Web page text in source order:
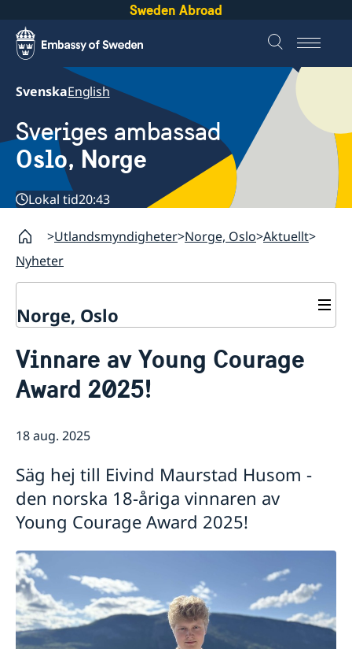
Sweden Abroad
SvenskaEnglish
Sveriges ambassad
Oslo, Norge
Lokal tid20:43
Utlandsmyndigheter Norge, Oslo Aktuellt
Nyheter
Norge, Oslo
Övriga kontakter i Norge
Om oss/Konsulat
Så stöttar vi svenska företag
Team Sweden
Så kan du få stöd
Svenska företag i Norge
Nyheter
Främjande
Affärsklimatstudie Norge 2025
Affärsklimatstudie Norge 2024
Affärsklimatstudie Norge 2020
Vinnare av Young Courage
Award 2025!
18 aug. 2025
Säg hej till Eivind Maurstad Husom -
den norska 18-åriga vinnaren av
Young Courage Award 2025!